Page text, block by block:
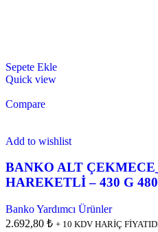
Sepete Ekle
Quick view
Compare
Add to wishlist
BANKO ALT
HAREKETLİ – 430 G
Banko Yardımcı Ürünler
2.692,80 ₺ + 10 KDV HARİÇ